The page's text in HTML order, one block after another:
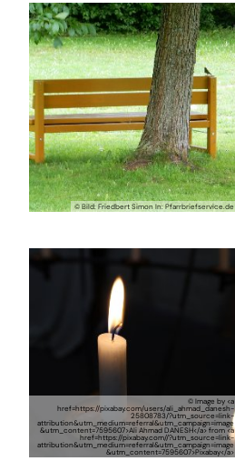
© Bild: Friedbert Simon In: Pfarrbriefservice.de
© Image by <a
href=https://pixabay.com/users/ali_ahmad_danesh-
25808783/?utm_source=link-
attribution&utm_medium=referral&utm_campaign=image
&utm_content=7595607>Ali Ahmad DANESH</a> from <a
href=https://pixabay.com//?utm_source=link-
attribution&utm_medium=referral&utm_campaign=image
&utm_content=7595607>Pixabay</a>